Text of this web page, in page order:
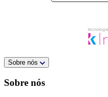
Sobre nós
Sobre nós